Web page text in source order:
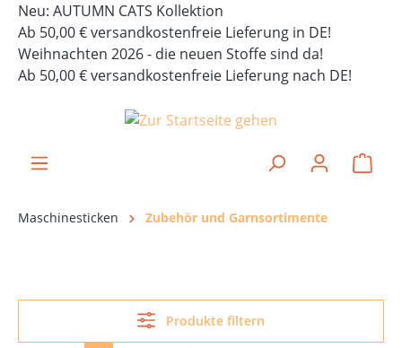
springen
Neu: AUTUMN CATS Kollektion
Ab 50,00 € versandkostenfreie Lieferung in DE!
Weihnachten 2026 - die neuen Stoffe sind da!
Ab 50,00 € versandkostenfreie Lieferung nach DE!
Maschinesticken Zubehör und Garnsortimente
Produkte filtern